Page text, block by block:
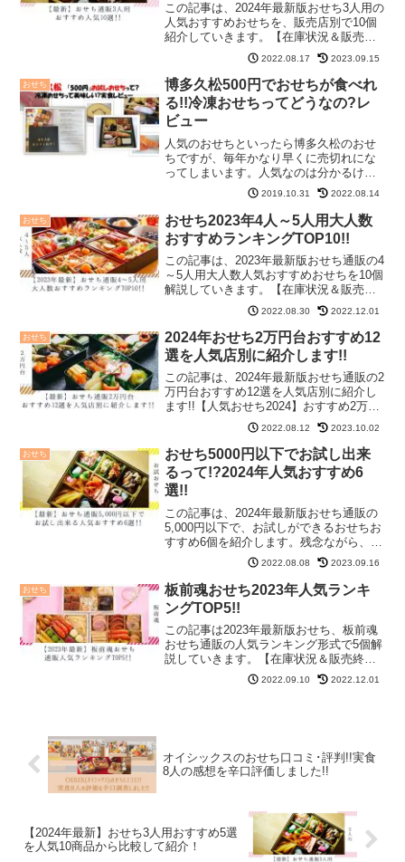
この記事は、2024年最新版おせち3人用の
人気おすすめおせちを、販売店別で10個
紹介していきます。【在庫状況＆販売終
了時期について】2023年9月現在オイシッ
クス：【在庫状況：◎】島の人：【在庫
状況：◎】博多久松：【在庫状況：◎】
匠本舗：【...
2022.08.17 2023.09.15
おせち
博多久松500円でおせちが食べれ
る!!冷凍おせちってどうなの?レ
ビュー
人気のおせちといったら博多久松のおせ
ちですが、毎年かなり早くに売切れにな
ってしまいます。人気なのは分かるけ
ど、冷凍おせちってどうなの?高いお金払
って、美味しくないのは嫌よ!そうなんで
すよね。おせちも冷凍・冷蔵と種類があ
って悩みます。冷凍おせ...
2019.10.31 2022.08.14
おせち
おせち2023年4人～5人用大人数
おすすめランキングTOP10!!
この記事は、2023年最新版おせち通販の4
～5人用大人数人気おすすめおせちを10個
解説していきます。【在庫状況＆販売終
了時期について】2022年12月1日現在博
多久松：【在庫状況：△完売あり】匠本
舗：【在庫状況：◎】千賀屋：【在庫状
況：◎】...
2022.08.30 2022.12.01
おせち
2024年おせち2万円台おすすめ12
選を人気店別に紹介します!!
この記事は、2024年最新版おせち通販の2
万円台おすすめ12選を人気店別に紹介し
ます!!【人気おせち2024】おすすめ2万円
台のおせち！博多久松のおせち匠本舗の
おせち千賀屋のおせちoisix(オイシックス)
のおせちサンチカ2万円台でおすすめ...
2022.08.12 2023.10.02
おせち
おせち5000円以下でお試し出来
るって!?2024年人気おすすめ6
選!!
この記事は、2024年最新版おせち通販の
5,000円以下で、お試しができるおせちお
すすめ6個を紹介します。残念ながら、
2024年のお試しおせちはすでに完売のも
のもあります。【在庫状況＆販売終了時
期について】2023年記事作成時１位：博
多久松...
2022.08.08 2023.09.16
おせち
板前魂おせち2023年人気ランキ
ングTOP5!!
この記事は2023年最新版おせち、板前魂
おせち通販の人気ランキング形式で5個解
説していきます。【在庫状況＆販売終了
時期について】2022年12月1日現在１
位：花籠【在庫状況：◎】２位：飛翔
2022.09.10 2022.12.01
オイシックスのおせち口コミ･評判!!実食
8人の感想を辛口評価しました!!
【2024年最新】おせち3人用おすすめ5選
を人気10商品から比較して紹介！